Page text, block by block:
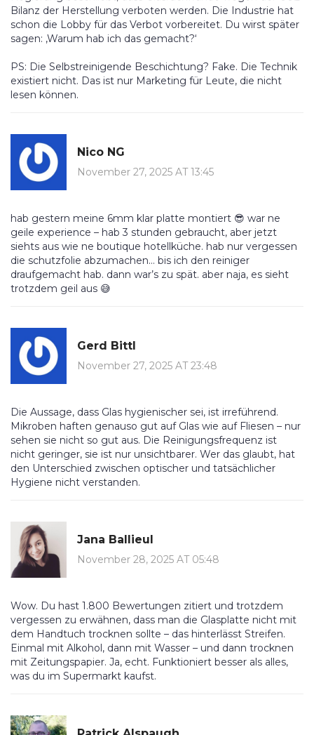
Bilanz der Herstellung verboten werden. Die Industrie hat
schon die Lobby für das Verbot vorbereitet. Du wirst später
sagen: ‚Warum hab ich das gemacht?‘
PS: Die Selbstreinigende Beschichtung? Fake. Die Technik
existiert nicht. Das ist nur Marketing für Leute, die nicht
lesen können.
Nico NG
November 27, 2025 AT 13:45
hab gestern meine 6mm klar platte montiert 😎 war ne
geile experience – hab 3 stunden gebraucht, aber jetzt
siehts aus wie ne boutique hotellküche. hab nur vergessen
die schutzfolie abzumachen… bis ich den reiniger
draufgemacht hab. dann war’s zu spät. aber naja, es sieht
trotzdem geil aus 😅
Gerd Bittl
November 27, 2025 AT 23:48
Die Aussage, dass Glas hygienischer sei, ist irreführend.
Mikroben haften genauso gut auf Glas wie auf Fliesen – nur
sehen sie nicht so gut aus. Die Reinigungsfrequenz ist
nicht geringer, sie ist nur unsichtbarer. Wer das glaubt, hat
den Unterschied zwischen optischer und tatsächlicher
Hygiene nicht verstanden.
Jana Ballieul
November 28, 2025 AT 05:48
Wow. Du hast 1.800 Bewertungen zitiert und trotzdem
vergessen zu erwähnen, dass man die Glasplatte nicht mit
dem Handtuch trocknen sollte – das hinterlässt Streifen.
Einmal mit Alkohol, dann mit Wasser – und dann trocknen
mit Zeitungspapier. Ja, echt. Funktioniert besser als alles,
was du im Supermarkt kaufst.